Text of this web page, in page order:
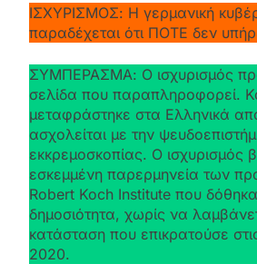
ΙΣΧΥΡΙΣΜΟΣ: Η γερμανική
παραδέχεται ότι ΠΟΤΕ δεν
ΣΥΜΠΕΡΑΣΜΑ: Ο ισχυρισμός
σελίδα που παραπληροφορεί.
μεταφράστηκε στα Ελληνικά
ασχολείται με την
εκκρεμοσκοπίας. Ο ισχυρισμός
εσκεμμένη παρερμηνεία των
Robert Koch Institute που
δημοσιότητα, χωρίς να
κατάσταση που επικρατούσε
2020.